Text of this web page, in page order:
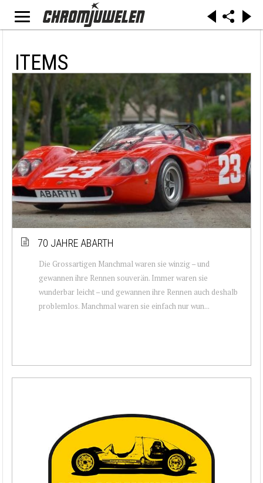
ITEMS
70 JAHRE ABARTH
Die Grossartigen Manchmal waren sie winzig – und
gewannen ihre Rennen souverän. Immer waren sie
wunderbar leicht – und gewannen ihre Rennen auch deshalb
problemlos. Manchmal waren sie einfach nur wun...